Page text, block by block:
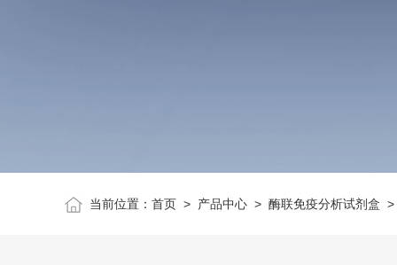
当前位置： 首页> 产品中心> 酶联免疫分析试剂盒